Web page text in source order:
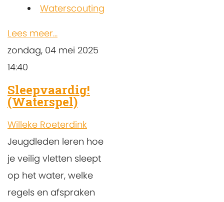
Waterscouting
Lees meer...
zondag, 04 mei 2025
14:40
Sleepvaardig!
(Waterspel)
Willeke Roeterdink
Jeugdleden leren hoe
je veilig vletten sleept
op het water, welke
regels en afspraken